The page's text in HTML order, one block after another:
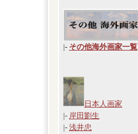
|- その他海外画家一覧
日本人画家
|- 岸田劉生
|- 浅井忠